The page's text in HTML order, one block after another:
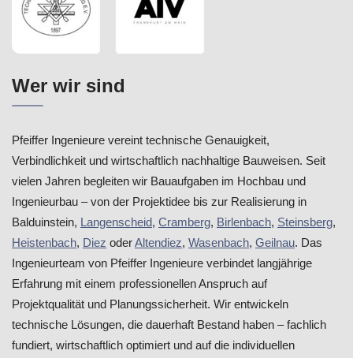
Wer wir sind
Pfeiffer Ingenieure vereint technische Genauigkeit,
Verbindlichkeit und wirtschaftlich nachhaltige Bauweisen. Seit
vielen Jahren begleiten wir Bauaufgaben im Hochbau und
Ingenieurbau – von der Projektidee bis zur Realisierung in
Balduinstein, Langenscheid, Cramberg, Birlenbach, Steinsberg,
Heistenbach, Diez oderAltendiez, Wasenbach, Geilnau. Das
Ingenieurteam von Pfeiffer Ingenieure verbindet langjährige
Erfahrung mit einem professionellen Anspruch auf
Projektqualität und Planungssicherheit. Wir entwickeln
technische Lösungen, die dauerhaft Bestand haben – fachlich
fundiert, wirtschaftlich optimiert und auf die individuellen